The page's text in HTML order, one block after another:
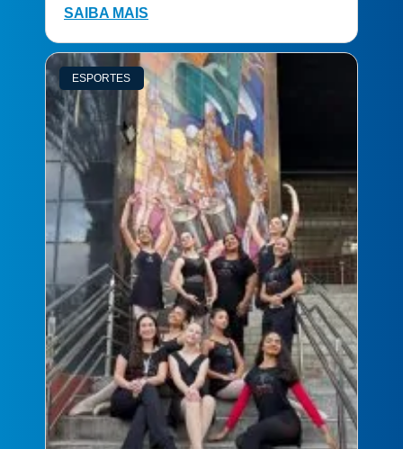
SAIBA MAIS
ESPORTES